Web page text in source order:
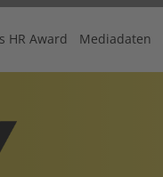
HR Award Mediadaten